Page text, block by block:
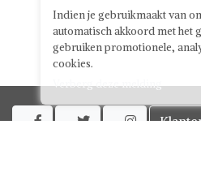
  
Indien je gebruikmaakt van
automatisch akkoord met het
gebruiken promotionele,
cookies.
Verberg deze melding